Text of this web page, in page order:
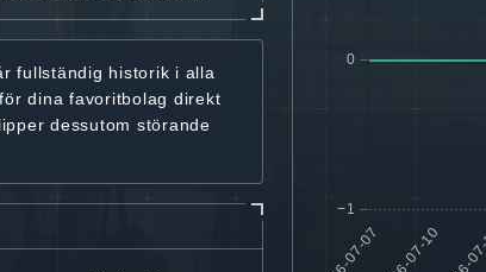
fullständig historik i alla
dina favoritbolag direkt
dessutom störande